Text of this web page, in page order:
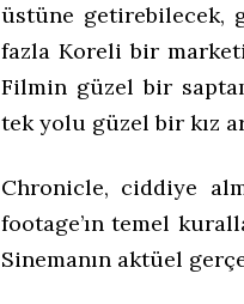
üstüne getirebilecek,
fazla Koreli bir
Filmin güzel bir
tek yolu güzel bir kız
Chronicle, ciddiye
footage’ın temel
Sinemanın aktüel